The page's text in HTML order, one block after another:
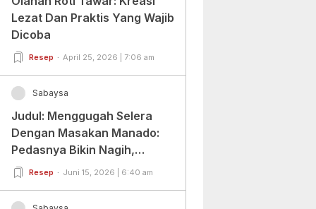
Lezat Dan Praktis Yang Wajib
Dicoba
Resep April 25, 2026 | 7:06 am
Sabaysa
Judul: Menggugah Selera
Dengan Masakan Manado:
Pedasnya Bikin Nagih,
Ragamnya Bikin Ketagihan!
Resep Juni 15, 2026 | 6:40 am